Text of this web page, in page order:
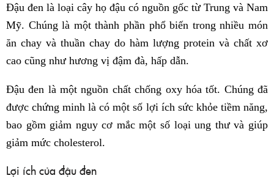
Đậu đen là loại cây họ đậu có nguồn gốc từ Trung và Nam
Mỹ. Chúng là một thành phần phổ biến trong nhiều món
ăn chay và thuần chay do hàm lượng protein và chất xơ
cao cũng như hương vị đậm đà, hấp dẫn.
Đậu đen là một nguồn chất chống oxy hóa tốt. Chúng đã
được chứng minh là có một số lợi ích sức khỏe tiềm năng,
bao gồm giảm nguy cơ mắc một số loại ung thư và giúp
giảm mức cholesterol.
Lợi ích của đậu đen